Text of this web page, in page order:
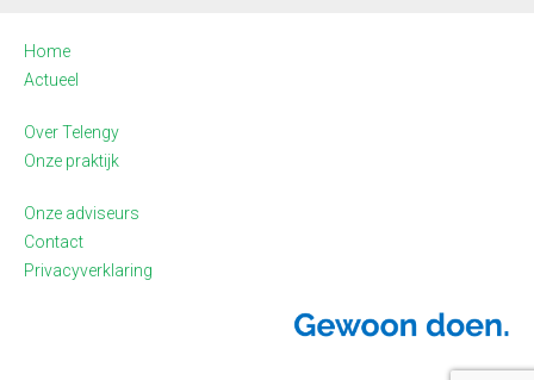
Home
Actueel
Over Telengy
Onze praktijk
Onze adviseurs
Contact
Privacyverklaring